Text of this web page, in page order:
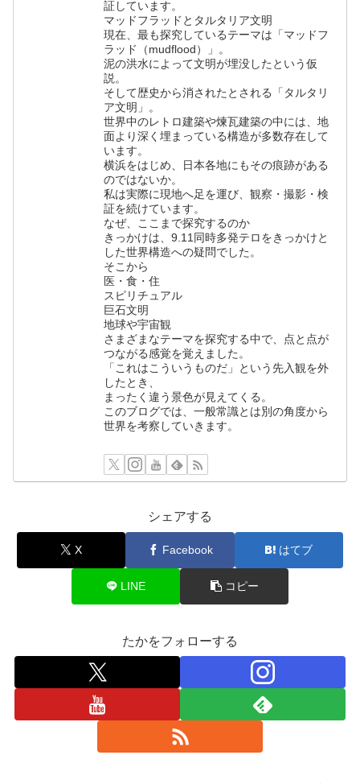
証しています。
マッドフラッドとタルタリア文明
現在、最も探究しているテーマは「マッドフ
ラッド（mudflood）」。
泥の洪水によって文明が埋没したという仮
説。
そして歴史から消されたとされる「タルタリ
ア文明」。
世界中のレトロ建築や煉瓦建築の中には、地
面より深く埋まっている構造が多数存在して
います。
横浜をはじめ、日本各地にもその痕跡がある
のではないか。
私は実際に現地へ足を運び、観察・撮影・検
証を続けています。
なぜ、ここまで探究するのか
きっかけは、9.11同時多発テロをきっかけと
した世界構造への疑問でした。
そこから
医・食・住
スピリチュアル
巨石文明
地球や宇宙観
さまざまなテーマを探究する中で、点と点が
つながる感覚を覚えました。
「これはこういうものだ」という先入観を外
したとき、
まったく違う景色が見えてくる。
このブログでは、一般常識とは別の角度から
世界を考察していきます。
シェアする
X Facebook はてブ
LINE コピー
たかをフォローする